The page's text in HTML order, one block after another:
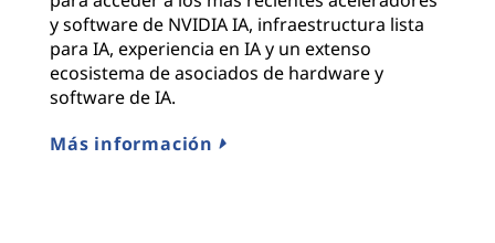
y software de NVIDIA IA, infraestructura lista
para IA, experiencia en IA y un extenso
ecosistema de asociados de hardware y
software de IA.
Más información